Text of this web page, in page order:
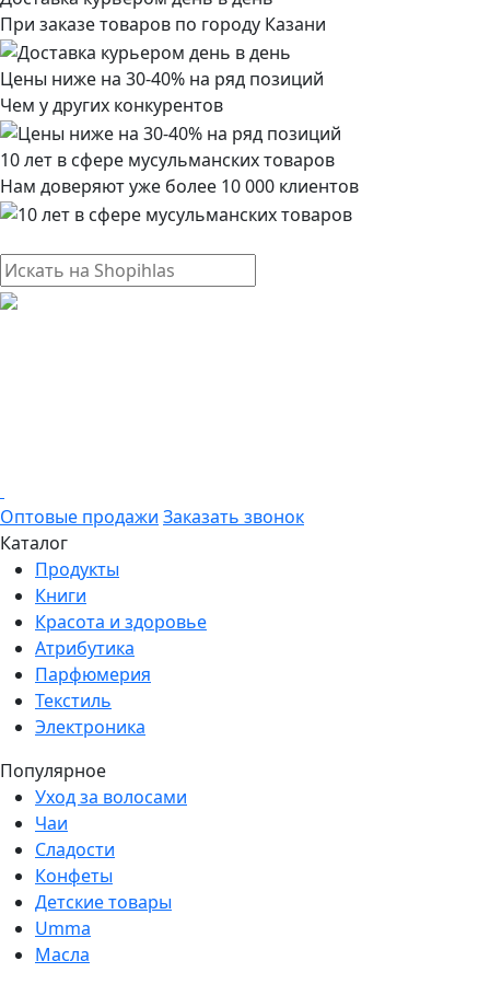
При заказе товаров по городу Казани
Цены ниже на 30-40% на ряд позиций
Чем у других конкурентов
10 лет в сфере мусульманских товаров
Нам доверяют уже более 10 000 клиентов
Оптовые продажи Заказать звонок
Каталог
Продукты
Книги
Красота и здоровье
Атрибутика
Парфюмерия
Текстиль
Электроника
Популярное
Уход за волосами
Чаи
Сладости
Конфеты
Детские товары
Umma
Масла